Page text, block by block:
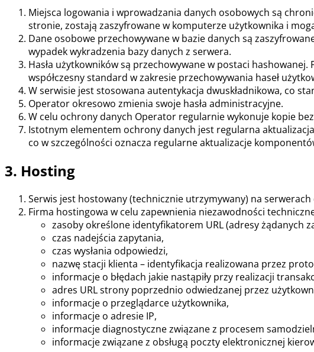
Miejsca logowania i wprowadzania danych osobowych są
stronie, zostają zaszyfrowane w komputerze użytkownika i
Dane osobowe przechowywane w bazie danych są
wypadek wykradzenia bazy danych z serwera.
Hasła użytkowników są przechowywane w postaci
współczesny standard w zakresie przechowywania haseł
W serwisie jest stosowana autentykacja dwuskładnikowa, co
Operator okresowo zmienia swoje hasła administracyjne.
W celu ochrony danych Operator regularnie wykonuje kopie
Istotnym elementem ochrony danych jest regularna
co w szczególności oznacza regularne aktualizacje
3. Hosting
Serwis jest hostowany (technicznie utrzymywany) na
Firma hostingowa w celu zapewnienia niezawodności
zasoby określone identyfikatorem URL (adresy żądanych
czas nadejścia zapytania,
czas wysłania odpowiedzi,
nazwę stacji klienta – identyfikacja realizowana przez
informacje o błędach jakie nastąpiły przy realizacji
adres URL strony poprzednio odwiedzanej przez
informacje o przeglądarce użytkownika,
informacje o adresie IP,
informacje diagnostyczne związane z procesem
informacje związane z obsługą poczty elektronicznej